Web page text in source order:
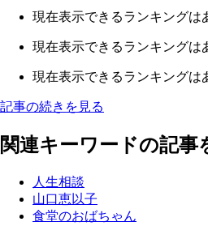
現在表示できるランキングは
現在表示できるランキングは
現在表示できるランキングは
記事の続きを見る
関連キーワードの記事
人生相談
山口恵以子
食堂のおばちゃん